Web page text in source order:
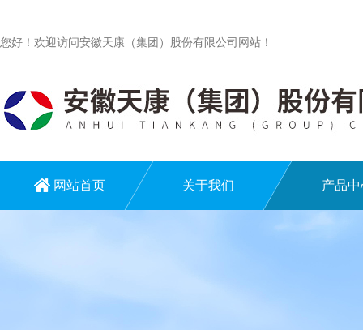
您好！欢迎访问安徽天康（集团）股份有限公司网站！
网站首页 关于我们 产品中